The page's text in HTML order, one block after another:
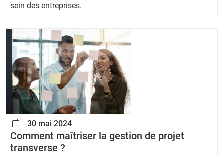
sein des entreprises.
30 mai 2024
Comment maîtriser la gestion de projet
transverse ?